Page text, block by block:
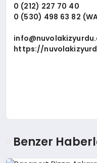
0 (212) 227 70 40
0 (530) 498 63 82
https://
Benzer